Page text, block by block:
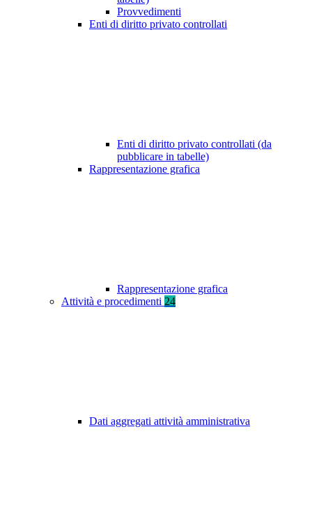
Provvedimenti
Enti di diritto privato controllati
Enti di diritto privato controllati (da
pubblicare in tabelle)
Rappresentazione grafica
Rappresentazione grafica
Attività e procedimenti 24
Dati aggregati attività amministrativa